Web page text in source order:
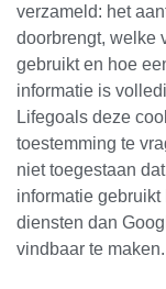
verzameld: het
doorbrengt, welke
gebruikt en hoe
informatie is
Lifegoals deze
toestemming te
niet toegestaan
informatie
diensten dan
vindbaar te maken.